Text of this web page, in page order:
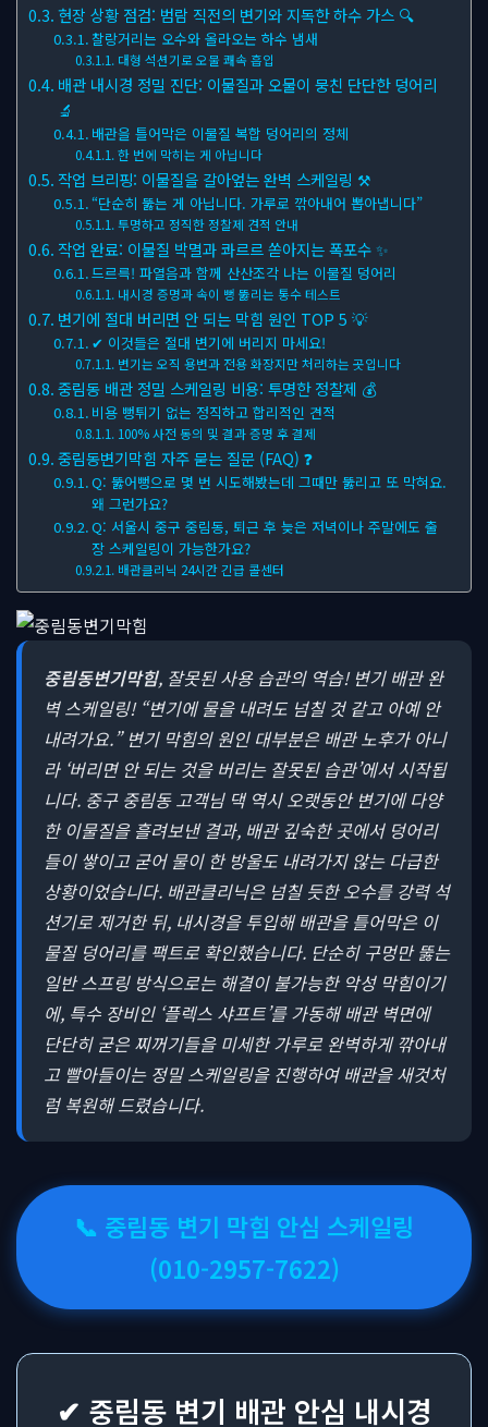
현장 상황 점검: 범람 직전의 변기와 지독한 하수 가스 🔍
찰랑거리는 오수와 올라오는 하수 냄새
대형 석션기로 오물 쾌속 흡입
배관 내시경 정밀 진단: 이물질과 오물이 뭉친 단단한 덩어리
🔬
배관을 틀어막은 이물질 복합 덩어리의 정체
한 번에 막히는 게 아닙니다
작업 브리핑: 이물질을 갈아엎는 완벽 스케일링 ⚒
“단순히 뚫는 게 아닙니다. 가루로 깎아내어 뽑아냅니다”
투명하고 정직한 정찰제 견적 안내
작업 완료: 이물질 박멸과 콰르르 쏟아지는 폭포수 ✨
드르륵! 파열음과 함께 산산조각 나는 이물질 덩어리
내시경 증명과 속이 뻥 뚫리는 통수 테스트
변기에 절대 버리면 안 되는 막힘 원인 TOP 5 💡
✔ 이것들은 절대 변기에 버리지 마세요!
변기는 오직 용변과 전용 화장지만 처리하는 곳입니다
중림동 배관 정밀 스케일링 비용: 투명한 정찰제 💰
비용 뻥튀기 없는 정직하고 합리적인 견적
100% 사전 동의 및 결과 증명 후 결제
중림동변기막힘 자주 묻는 질문 (FAQ) ❓
Q: 뚫어뻥으로 몇 번 시도해봤는데 그때만 뚫리고 또 막혀요.
왜 그런가요?
Q: 서울시 중구 중림동, 퇴근 후 늦은 저녁이나 주말에도 출
장 스케일링이 가능한가요?
배관클리닉 24시간 긴급 콜센터
중림동변기막힘, 잘못된 사용 습관의 역습! 변기 배관 완
벽 스케일링! “변기에 물을 내려도 넘칠 것 같고 아예 안
내려가요.” 변기 막힘의 원인 대부분은 배관 노후가 아니
라 ‘버리면 안 되는 것을 버리는 잘못된 습관’에서 시작됩
니다. 중구 중림동 고객님 댁 역시 오랫동안 변기에 다양
한 이물질을 흘려보낸 결과, 배관 깊숙한 곳에서 덩어리
들이 쌓이고 굳어 물이 한 방울도 내려가지 않는 다급한
상황이었습니다. 배관클리닉은 넘칠 듯한 오수를 강력 석
션기로 제거한 뒤, 내시경을 투입해 배관을 틀어막은 이
물질 덩어리를 팩트로 확인했습니다. 단순히 구멍만 뚫는
일반 스프링 방식으로는 해결이 불가능한 악성 막힘이기
에, 특수 장비인 ‘플렉스 샤프트’를 가동해 배관 벽면에
단단히 굳은 찌꺼기들을 미세한 가루로 완벽하게 깎아내
고 빨아들이는 정밀 스케일링을 진행하여 배관을 새것처
럼 복원해 드렸습니다.
📞 중림동 변기 막힘 안심 스케일링
(010-2957-7622)
✔ 중림동 변기 배관 안심 내시경